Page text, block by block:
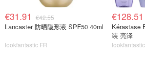
€31.91 €42.55
Lancaster 防晒隐形液 SPF50 40ml
lookfantastic FR
€128.51
Kérastase
装 亮泽